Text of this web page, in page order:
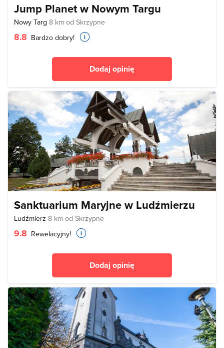
Jump Planet w Nowym Targu
Nowy Targ 8 km od Skrzypne
8.8 Bardzo dobry!
Dodaj opinię
Sanktuarium Maryjne w Ludźmierzu
Ludźmierz 8 km od Skrzypne
9.8 Rewelacyjny!
Dodaj opinię